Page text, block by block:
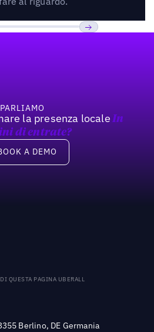
PARLIAMO
la presenza locale In
di entrate?
demoA DEMO
QUESTA PAGINA UBERALL
Berlino, DE Germania